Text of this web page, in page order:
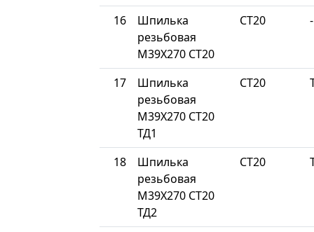
16
Шпилька
резьбовая
М39Х270 СТ20
СТ20 -
17
Шпилька
резьбовая
М39Х270 СТ20
ТД1
СТ20
18
Шпилька
резьбовая
М39Х270 СТ20
ТД2
СТ20